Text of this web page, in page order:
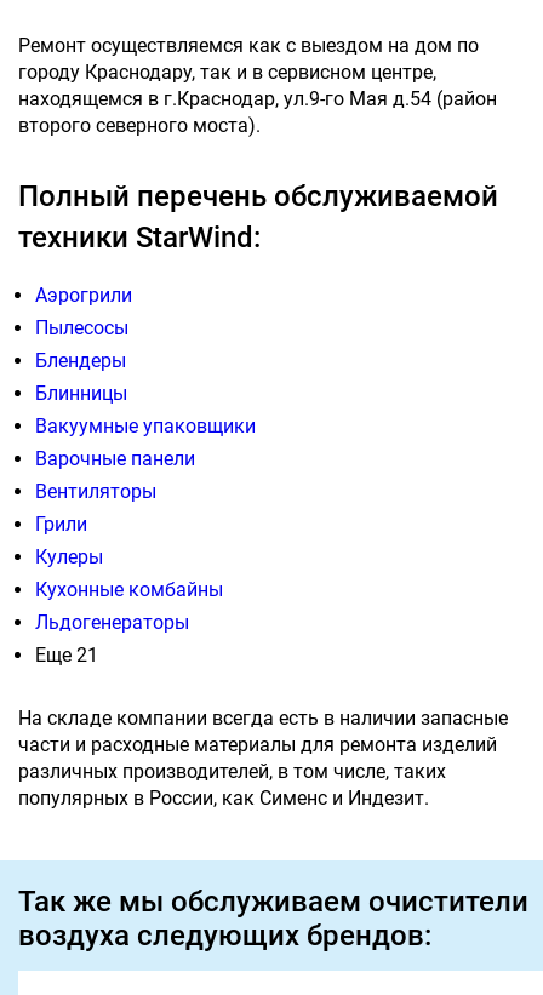
Ремонт осуществляемся как с выездом на дом по
городу Краснодару, так и в сервисном центре,
находящемся в г.Краснодар, ул.9-го Мая д.54 (район
второго северного моста).
Полный перечень обслуживаемой
техники StarWind:
Аэрогрили
Пылесосы
Блендеры
Блинницы
Вакуумные упаковщики
Варочные панели
Вентиляторы
Грили
Кулеры
Кухонные комбайны
Льдогенераторы
Еще 21
На складе компании всегда есть в наличии запасные
части и расходные материалы для ремонта изделий
различных производителей, в том числе, таких
популярных в России, как Сименс и Индезит.
Так же мы обслуживаем очистители
воздуха следующих брендов: